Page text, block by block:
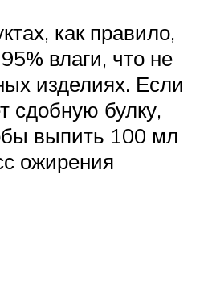
как правило,
влаги, что не
изделиях. Если
сдобную булку,
выпить 100 мл
ожирения